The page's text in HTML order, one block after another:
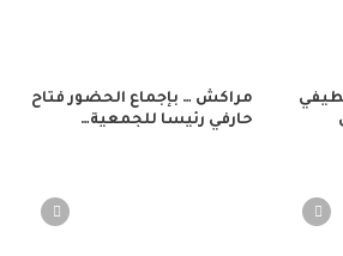
مراكش … بإجماع الحضور فتاح
حارفي رئيسا للجمعية…